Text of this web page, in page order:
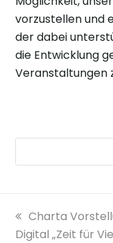
vorzustellen und
der dabei
die Entwicklung
Veranstaltungen
previous
post:
Charta
Digital „Zeit für